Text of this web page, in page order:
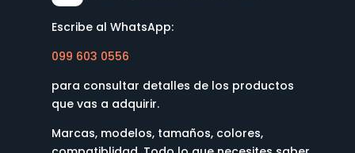
Escribe al WhatsApp:
099 603 0556
para consultar detalles de los productos
que vas a adquirir.
Marcas, modelos, tamaños, colores,